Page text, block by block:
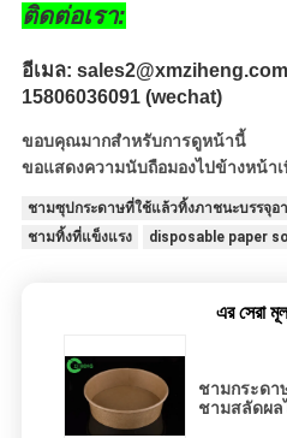
ติดต่อเรา:
อีเมล:
15806036091 (wechat)
ขอบคุณมากสำหรับการดูหน้านี้
ขอแสดงความนับถือมองไปข้างหน้าเ
ชามซุปกระดาษที่ใช้แล้วทิ้งภาชนะบรรจุอ
ชามทิ้งที่แข็งแรง
disposable paper
এর সেরা
ชามกระดา
ชามสลัดผล